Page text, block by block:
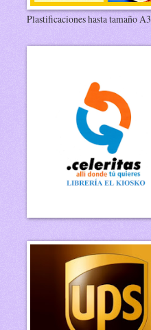
Plastificaciones hasta tamaño A3